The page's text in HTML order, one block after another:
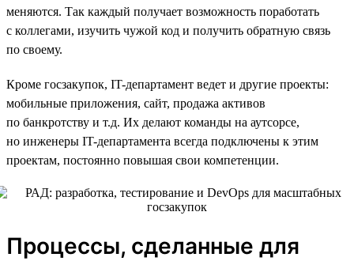
меняются. Так каждый получает возможность поработать
с коллегами, изучить чужой код и получить обратную связь
по своему.
Кроме госзакупок, IT-департамент ведет и другие проекты:
мобильные приложения, сайт, продажа активов
по банкротству и т.д. Их делают команды на аутсорсе,
но инженеры IT-департамента всегда подключены к этим
проектам, постоянно повышая свои компетенции.
Процессы, сделанные для